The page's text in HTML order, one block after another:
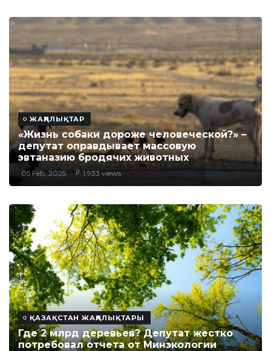
ЖАҢАЛЫҚТАР
«Жизнь собаки дороже человеческой?» –
депутат оправдывает массовую
эвтаназию бродячих животных
05 Feb, 2025 1,933 views
ҚАЗАҚСТАН ЖАҢАЛЫҚТАРЫ
Где 2 млрд деревьев? Депутат жестко
потребовал отчета от Минэкологии